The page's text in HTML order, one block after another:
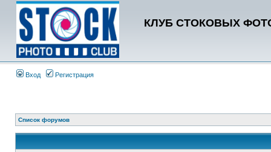
КЛУБ СТОКОВЫХ
Вход Регистрация
Список форумов